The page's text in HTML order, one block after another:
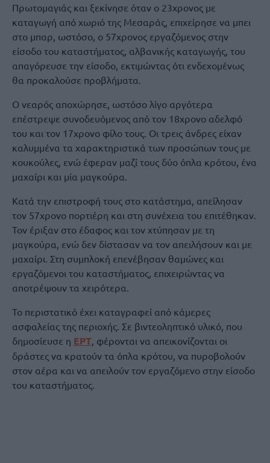
Πρωτομαγιάς και ξεκίνησε όταν ο 23χρονος με
καταγωγή από χωριό της Μεσαράς, επιχείρησε να μπει
στο μπαρ, ωστόσο, ο 57χρονος εργαζόμενος στην
είσοδο του καταστήματος, αλβανικής καταγωγής, του
απαγόρευσε την είσοδο, εκτιμώντας ότι ενδεχομένως
θα προκαλούσε προβλήματα.
Ο νεαρός αποχώρησε, ωστόσο λίγο αργότερα
επέστρεψε συνοδευόμενος από τον 18χρονο αδελφό
του και τον 17χρονο φίλο τους. Οι τρεις άνδρες είχαν
καλυμμένα τα χαρακτηριστικά των προσώπων τους με
κουκούλες, ενώ έφεραν μαζί τους δύο όπλα κρότου, ένα
μαχαίρι και μία μαγκούρα.
Κατά την επιστροφή τους στο κατάστημα, απείλησαν
τον 57χρονο πορτιέρη και στη συνέχεια του επιτέθηκαν.
Τον έριξαν στο έδαφος και τον χτύπησαν με τη
μαγκούρα, ενώ δεν δίστασαν να τον απειλήσουν και με
μαχαίρι. Στη συμπλοκή επενέβησαν θαμώνες και
εργαζόμενοι του καταστήματος, επιχειρώντας να
αποτρέψουν τα χειρότερα.
Το περιστατικό έχει καταγραφεί από κάμερες
ασφαλείας της περιοχής. Σε βιντεοληπτικό υλικό, που
δημοσίευσε η ΕΡΤ, φέρονται να απεικονίζονται οι
δράστες να κρατούν τα όπλα κρότου, να πυροβολούν
στον αέρα και να απειλούν τον εργαζόμενο στην είσοδο
του καταστήματος.